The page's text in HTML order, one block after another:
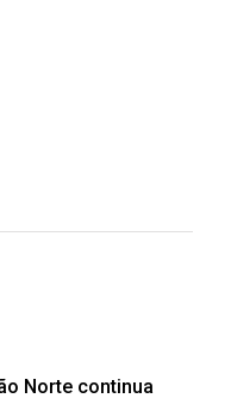
Norte continua